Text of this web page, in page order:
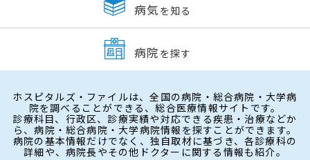
病気 を知る
病院 を探す
ホスピタルズ・ファイルは、全国の病院・総合病院・大学病
院を調べることができる、総合医療情報サイトです。
診療科目、行政区、診療実績や対応できる疾患・治療などか
ら、病院・総合病院・大学病院情報を探すことができます。
病院の基本情報だけでなく、独自取材に基づき、各診療科の
詳細や、病院長やその他ドクターに関する情報も紹介。